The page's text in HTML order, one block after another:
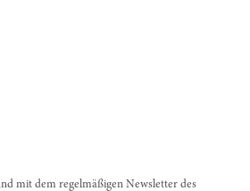
mit dem regelmäßigen Newsletter des